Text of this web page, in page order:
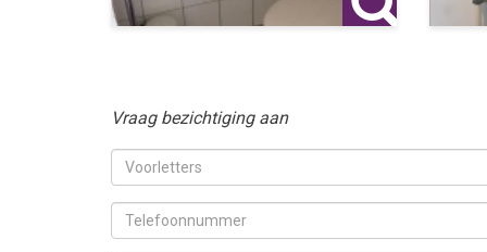
Vraag bezichtiging aan